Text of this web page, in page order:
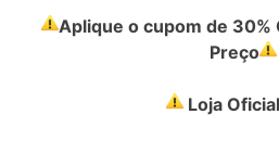
Aplique o cupom de 30%
Preço
Loja